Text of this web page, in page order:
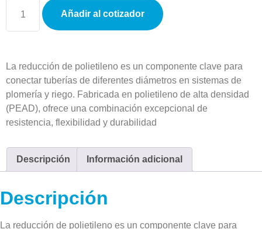
Añadir al cotizador
La reducción de polietileno es un componente clave para
conectar tuberías de diferentes diámetros en sistemas de
plomería y riego. Fabricada en polietileno de alta densidad
(PEAD), ofrece una combinación excepcional de
resistencia, flexibilidad y durabilidad
Descripción Información adicional
Descripción
La reducción de polietileno es un componente clave para